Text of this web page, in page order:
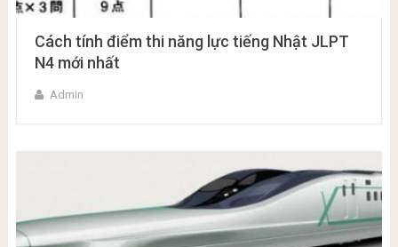
Cách tính điểm thi năng lực tiếng Nhật JLPT
N4 mới nhất
Admin